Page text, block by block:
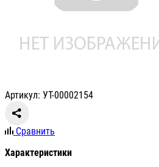
Артикул: УТ-00002154
Сравнить
Характеристики